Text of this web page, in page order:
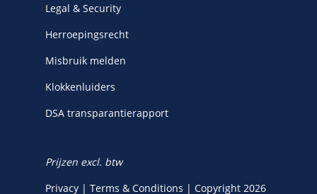
Legal & Security
Herroepingsrecht
Misbruik melden
Klokkenluiders
DSA transparantierapport
Prijzen excl. btw
Privacy | Terms & Conditions | Copyright 2026